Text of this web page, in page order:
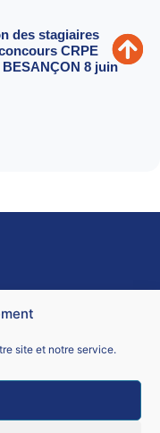
site et notre service.
des stagiaires
CRPE
8 juin